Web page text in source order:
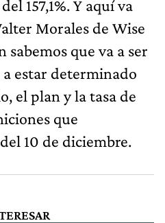
157,1%. Y aquí va
Morales de Wise
sabemos que va a ser
estar determinado
el plan y la tasa de
que
10 de diciembre.